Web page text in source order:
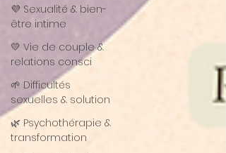
💜 Sexualité & bien-
être intime
💛 Vie de couple &
relations consci
🌱 Difficultés
sexuelles & solution
🌿 Psychothérapie &
transformation